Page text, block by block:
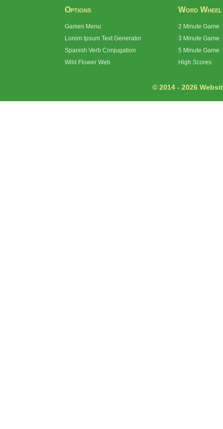
Options
Games Menu
Lorem Ipsum Text Generator
Spanish Verb Conjugation
Wild Flower Web
Word Wheel
2 Minute Game
3 Minute Game
5 Minute Game
High Scores
© 2014 - 2026